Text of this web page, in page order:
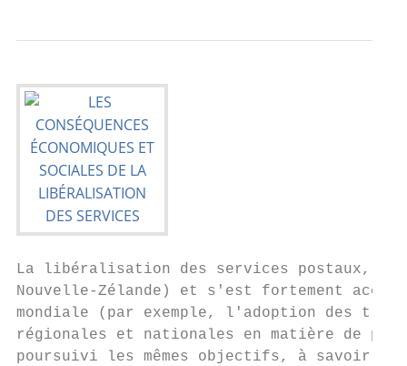
La libéralisation des services postaux, qui
Nouvelle-Zélande) et s'est fortement
mondiale (par exemple, l'adoption des
régionales et nationales en matière de
poursuivi les mêmes objectifs, à savoir